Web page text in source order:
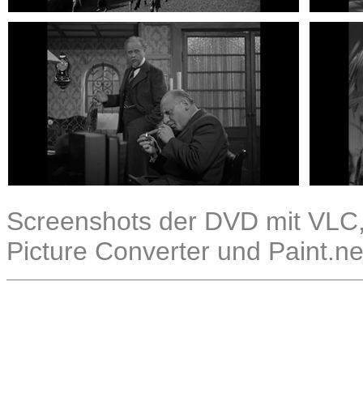
Screenshots der DVD mit
Picture Converter und